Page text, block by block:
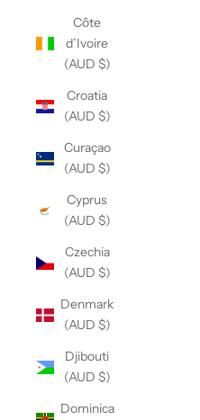
Côte
d’Ivoire
(AUD $)
Croatia
(AUD $)
Curaçao
(AUD $)
Cyprus
(AUD $)
Czechia
(AUD $)
Denmark
(AUD $)
Djibouti
(AUD $)
Dominica